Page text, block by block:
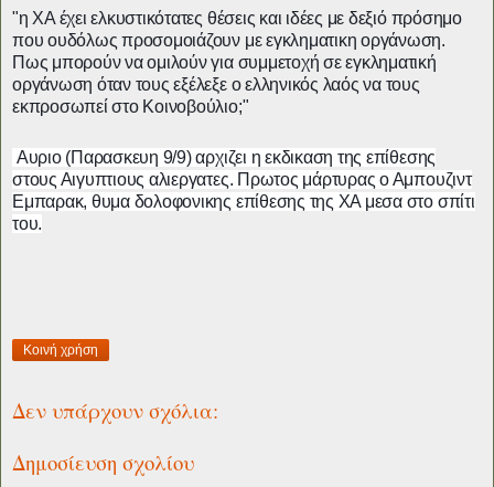
"η ΧΑ έχει ελκυστικότατες θέσεις και ιδέες με δεξιό πρόσημο
που ουδόλως προσομοιάζουν με εγκληματικη οργάνωση.
Πως μπορούν να ομιλούν για συμμετοχή σε εγκληματική
οργάνωση όταν τους εξέλεξε ο ελληνικός λαός να τους
εκπροσωπεί στο Κοινοβούλιο;"
Αυριο (Παρασκευη 9/9) αρχιζει η εκδικαση της επίθεσης
στους Αιγυπτιους αλιεργατες. Πρωτος μάρτυρας ο Αμπουζιντ
Εμπαρακ, θυμα δολοφονικης επίθεσης της ΧΑ μεσα στο σπίτι
του.
Κοινή χρήση
Δεν υπάρχουν σχόλια:
Δημοσίευση σχολίου